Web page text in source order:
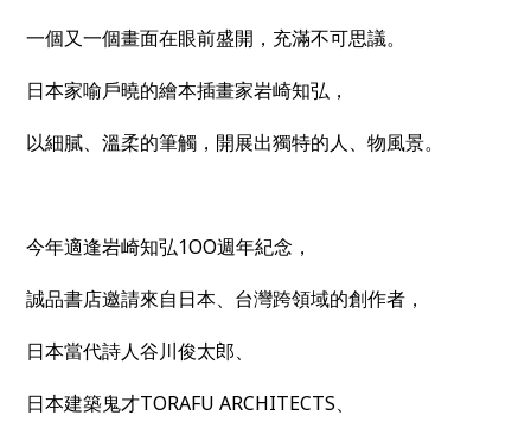
一個又一個畫面在眼前盛開，充滿不可思議。
日本家喻戶曉的繪本插畫家岩崎知弘，
以細膩、溫柔的筆觸，開展出獨特的人、物風景。
今年適逢岩崎知弘1OO週年紀念，
誠品書店邀請來自日本、台灣跨領域的創作者，
日本當代詩人谷川俊太郎、
日本建築鬼才TORAFU ARCHITECTS、